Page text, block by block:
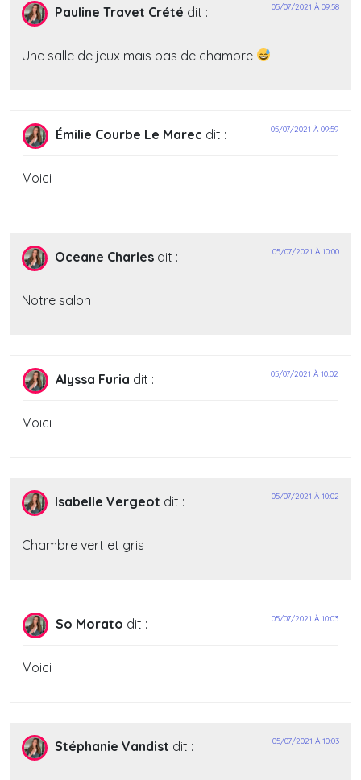
Pauline Travet Crété dit : 05/07/2021 À 09:58
Une salle de jeux mais pas de chambre
Émilie Courbe Le Marec dit : 05/07/2021 À 09:59
Voici
Oceane Charles dit : 05/07/2021 À 10:00
Notre salon
Alyssa Furia dit : 05/07/2021 À 10:02
Voici
Isabelle Vergeot dit : 05/07/2021 À 10:02
Chambre vert et gris
So Morato dit : 05/07/2021 À 10:03
Voici
Stéphanie Vandist dit : 05/07/2021 À 10:03